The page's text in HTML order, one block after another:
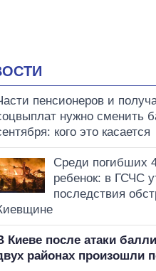
пенсионеров и
нужно сменить
кого это касается
Среди погибших
ребенок: в ГСЧС
последствия
Киеве после атаки
районах произошли